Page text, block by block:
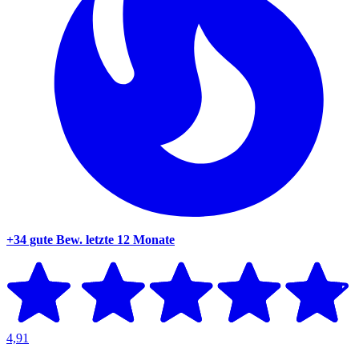
+34 gute Bew. letzte 12 Monate
4,91